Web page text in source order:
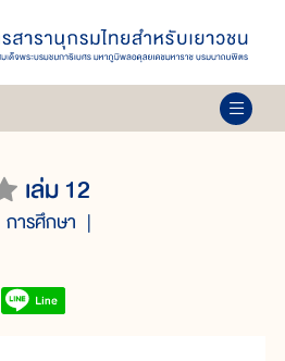
เล่ม 12
การศึกษา